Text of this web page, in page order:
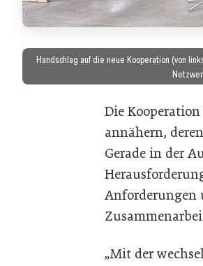
Handschlag auf die neue Kooperation (von
Die
annähern,
Gerade in der
Anforderungen
„Mit der